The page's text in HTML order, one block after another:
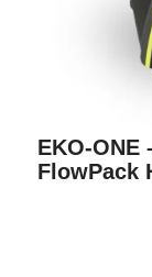
EKO-
FlowPack